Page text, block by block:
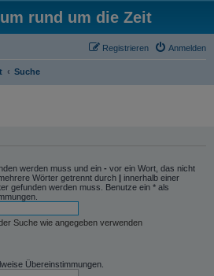
rund um die Zeit
Anmelden
Registrieren
Suche
werden muss und ein - vor ein Wort, das nicht
Wörter getrennt durch | innerhalb einer
gefunden werden muss. Benutze ein * als
Suche wie angegeben verwenden
Übereinstimmungen.